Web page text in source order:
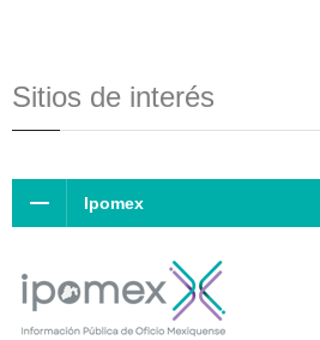
Sitios de interés
Ipomex